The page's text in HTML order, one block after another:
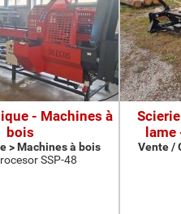
- Machines à
bois
> Machines à bois
SSP-48
Vente /